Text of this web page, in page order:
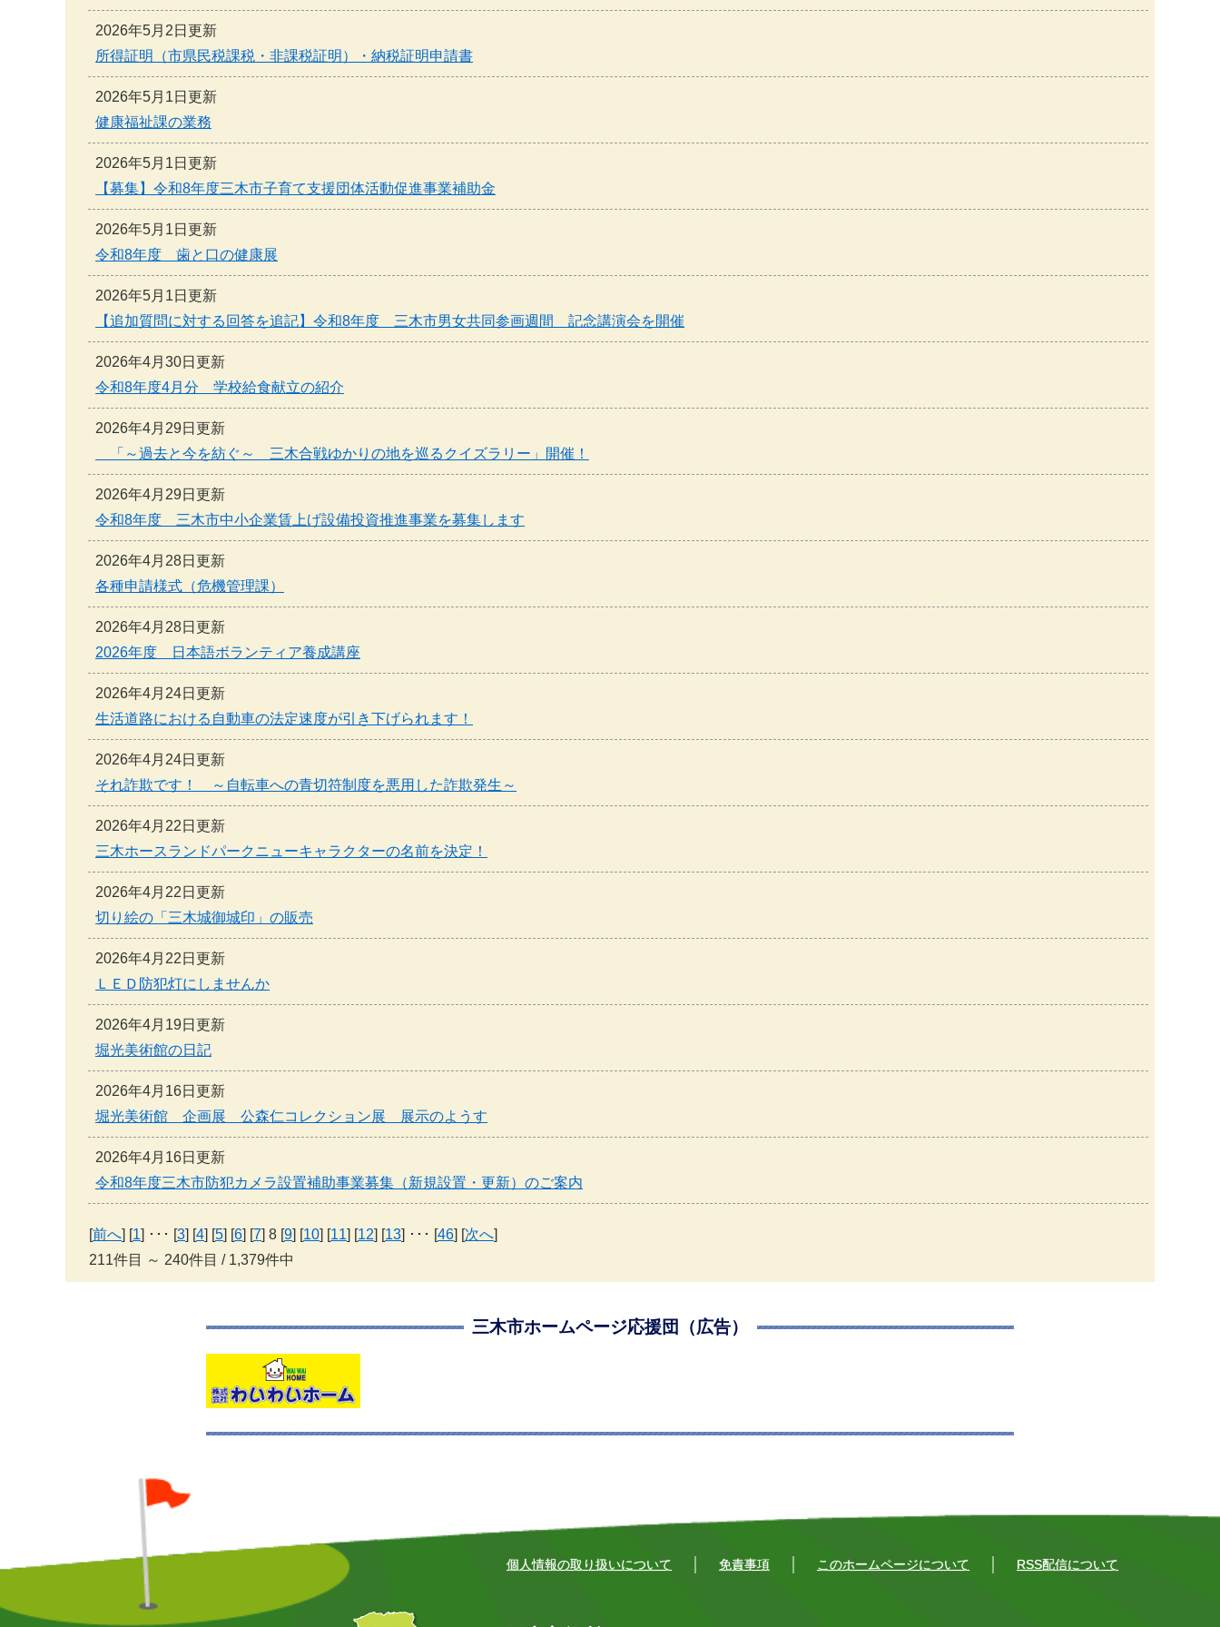
2026年5月2日更新
所得証明（市県民税課税・非課税証明）・納税証明申請書
2026年5月1日更新
健康福祉課の業務
2026年5月1日更新
【募集】令和8年度三木市子育て支援団体活動促進事業補助金
2026年5月1日更新
令和8年度 歯と口の健康展
2026年5月1日更新
【追加質問に対する回答を追記】令和8年度 三木市男女共同参画週間 記念講演会を開催
2026年4月30日更新
令和8年度4月分 学校給食献立の紹介
2026年4月29日更新
「～過去と今を紡ぐ～ 三木合戦ゆかりの地を巡るクイズラリー」開催！
2026年4月29日更新
令和8年度 三木市中小企業賃上げ設備投資推進事業を募集します
2026年4月28日更新
各種申請様式（危機管理課）
2026年4月28日更新
2026年度 日本語ボランティア養成講座
2026年4月24日更新
生活道路における自動車の法定速度が引き下げられます！
2026年4月24日更新
それ詐欺です！ ～自転車への青切符制度を悪用した詐欺発生～
2026年4月22日更新
三木ホースランドパークニューキャラクターの名前を決定！
2026年4月22日更新
切り絵の「三木城御城印」の販売
2026年4月22日更新
ＬＥＤ防犯灯にしませんか
2026年4月19日更新
堀光美術館の日記
2026年4月16日更新
堀光美術館 企画展 公森仁コレクション展 展示のようす
2026年4月16日更新
令和8年度三木市防犯カメラ設置補助事業募集（新規設置・更新）のご案内
[前へ] [1] ･･･ [3] [4] [5] [6] [7] 8 [9] [10] [11] [12] [13] ･･･ [46] [次へ]
211件目 ～ 240件目 / 1,379件中
三木市ホームページ応援団（広告）
個人情報の取り扱いについて 免責事項 このホームページについて RSS配信について